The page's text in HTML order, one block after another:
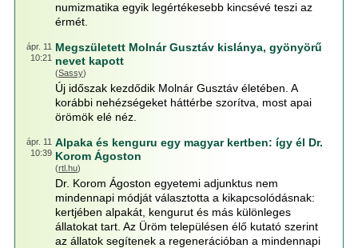
numizmatika egyik legértékesebb kincsévé teszi az
érmét.
ápr. 11
10:21
Megszületett Molnár Gusztáv kislánya, gyönyörű
nevet kapott
(Sassy)
Új időszak kezdődik Molnár Gusztáv életében. A
korábbi nehézségeket háttérbe szorítva, most apai
örömök elé néz.
ápr. 11
10:39
Alpaka és kenguru egy magyar kertben: így él Dr.
Korom Ágoston
(rtl.hu)
Dr. Korom Ágoston egyetemi adjunktus nem
mindennapi módját választotta a kikapcsolódásnak:
kertjében alpakát, kengurut és más különleges
állatokat tart. Az Üröm településen élő kutató szerint
az állatok segítenek a regenerációban a mindennapi